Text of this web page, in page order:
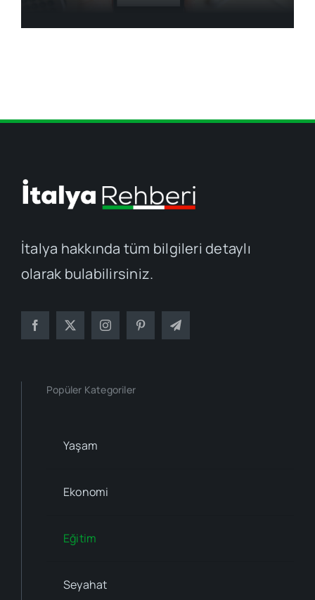
İtalya hakkında tüm bilgileri detaylı
olarak bulabilirsiniz.
Popüler Kategoriler
Yaşam
Ekonomi
Eğitim
Seyahat